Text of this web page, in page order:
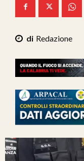
Mix Zone
Redazione